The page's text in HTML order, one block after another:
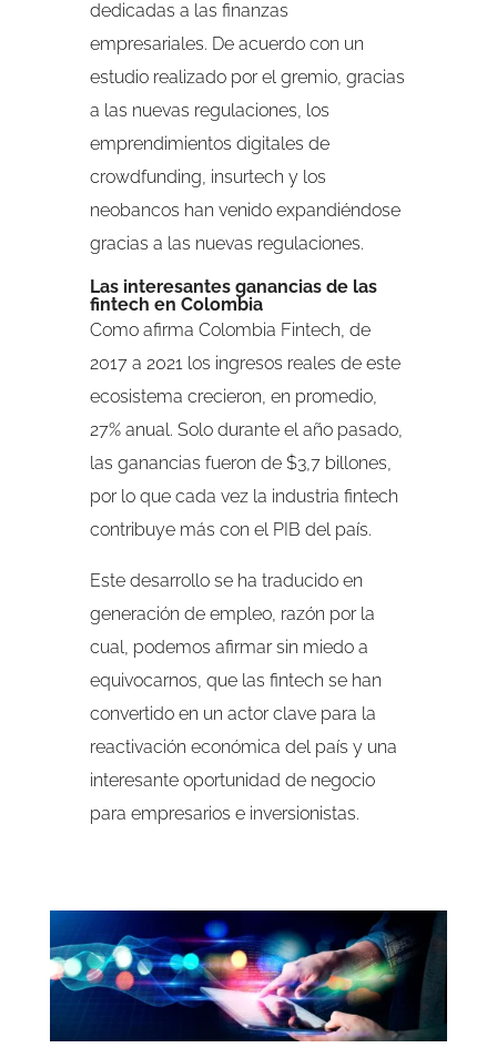
dedicadas a las finanzas
empresariales. De acuerdo con un
estudio realizado por el gremio, gracias
a las nuevas regulaciones, los
emprendimientos digitales de
crowdfunding, insurtech y los
neobancos han venido expandiéndose
gracias a las nuevas regulaciones.
Las interesantes ganancias de las
fintech en Colombia
Como afirma Colombia Fintech, de
2017 a 2021 los ingresos reales de este
ecosistema crecieron, en promedio,
27% anual. Solo durante el año pasado,
las ganancias fueron de $3,7 billones,
por lo que cada vez la industria fintech
contribuye más con el PIB del país.
Este desarrollo se ha traducido en
generación de empleo, razón por la
cual, podemos afirmar sin miedo a
equivocarnos, que las fintech se han
convertido en un actor clave para la
reactivación económica del país y una
interesante oportunidad de negocio
para empresarios e inversionistas.